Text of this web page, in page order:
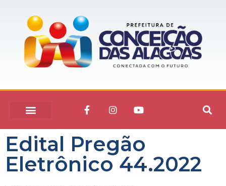
Edital Pregão
Eletrônico 44.2022